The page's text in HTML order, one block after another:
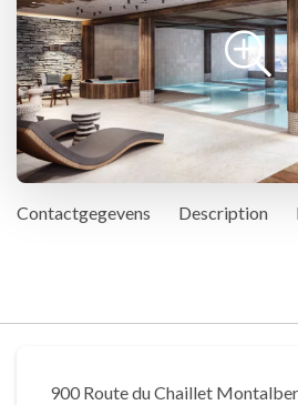
Contactgegevens Description
900 Route du Chaillet